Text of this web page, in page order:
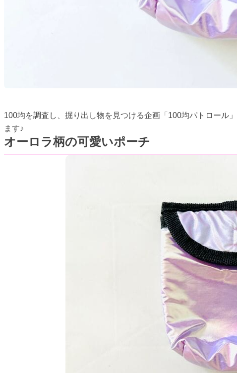
100均を調査し、掘り出し物を見つける企画「100均パトロール
ます♪
オーロラ柄の可愛いポーチ